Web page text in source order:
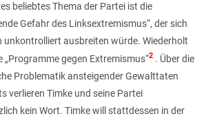
beliebtes Thema der Partei ist die
Gefahr des Linksextremismus“, der sich
unkontrolliert ausbreiten würde. Wiederholt
„Programme gegen Extremismus“2. Über die
Problematik ansteigender Gewalttaten
verlieren Timke und seine Partei
kein Wort. Timke will stattdessen in der